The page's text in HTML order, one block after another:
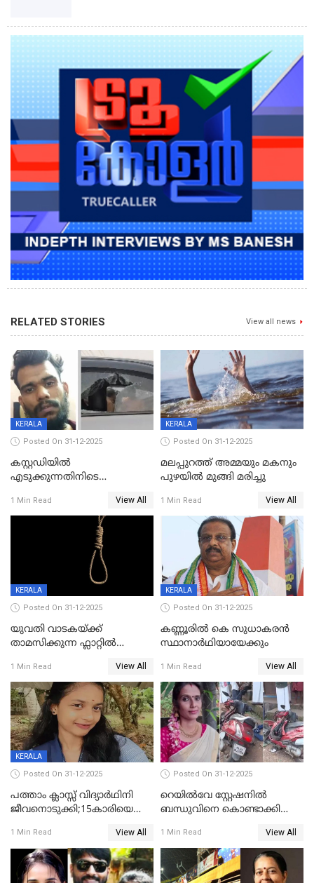
RELATED STORIES View all news
KERALA
Posted On 31-12-2025
കസ്റ്റഡിയിൽ
എടുക്കുന്നതിനിടെ
വധശ്രമക്കേസ് പ്രതി പിടിയിൽ
1 Min Read View All
KERALA
Posted On 31-12-2025
മലപ്പുറത്ത് അമ്മയും മകനും
പുഴയിൽ മുങ്ങി മരിച്ചു
1 Min Read View All
KERALA
Posted On 31-12-2025
യുവതി വാടകയ്ക്ക്
താമസിക്കുന്ന ഫ്ലാറ്റില്‍
സംഭവം കൈതപ്പൊയിലില്‍
1 Min Read View All
KERALA
Posted On 31-12-2025
കണ്ണൂരിൽ കെ സുധാകരൻ
സ്ഥാനാർഥിയായേക്കും
1 Min Read View All
KERALA
Posted On 31-12-2025
പത്താം ക്ലാസ്സ് വിദ്യാര്‍ഥിനി
ജീവനൊടുക്കി;15കാരിയെ
കിടപ്പുമുറിയില്‍ തൂങ്ങി മരിച്ച
നിലയിൽ
1 Min Read View All
Posted On 31-12-2025
റെയിൽവേ സ്റ്റേഷനിൽ
ബന്ധുവിനെ കൊണ്ടാക്കി
ലോറി സ്കൂട്ടറിൽ ഇടിച്ചു :
യുവതിക്ക് ദാരുണാന്ത്യം
1 Min Read View All